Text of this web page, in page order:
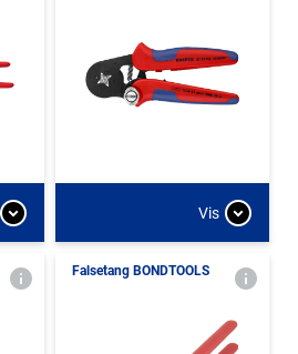
Vis
Falsetang BONDTOOLS